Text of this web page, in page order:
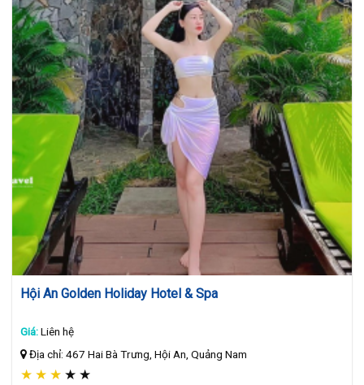
Hội An Golden Holiday Hotel & Spa
Giá:Liên hệ
Địa chỉ: 467 Hai Bà Trưng, Hội An, Quảng Nam
★ ★ ★ ★ ★